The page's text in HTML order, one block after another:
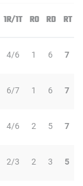
1R/1T RO RD RT
4/6 1 6 7
6/7 1 6 7
4/6 2 5 7
2/3 2 3 5